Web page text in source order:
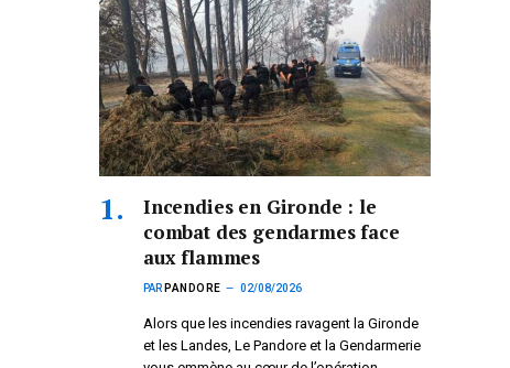
Incendies en Gironde : le
combat des gendarmes face
aux flammes
PAR PANDORE 02/08/2026
Alors que les incendies ravagent la Gironde
et les Landes, Le Pandore et la Gendarmerie